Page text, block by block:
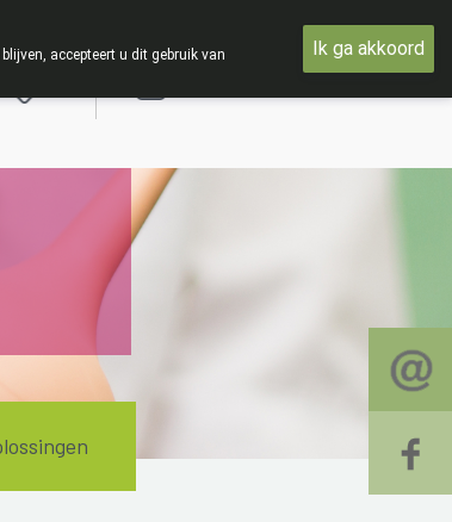
accepteert u dit gebruik van
Ik ga akkoord